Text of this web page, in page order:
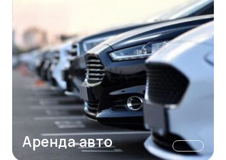
Аренда авто